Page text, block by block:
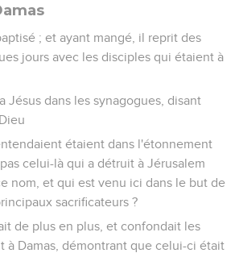
; et ayant mangé, il reprit des
jours avec les disciples qui étaient à
Jésus dans les synagogues, disant
étaient dans l'étonnement
celui-là qui a détruit à Jérusalem
nom, et qui est venu ici dans le but de
sacrificateurs ?
de plus en plus, et confondait les
à Damas, démontrant que celui-ci était